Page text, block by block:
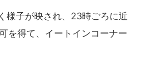
様子が映され、23時ごろに近
を得て、イートインコーナー